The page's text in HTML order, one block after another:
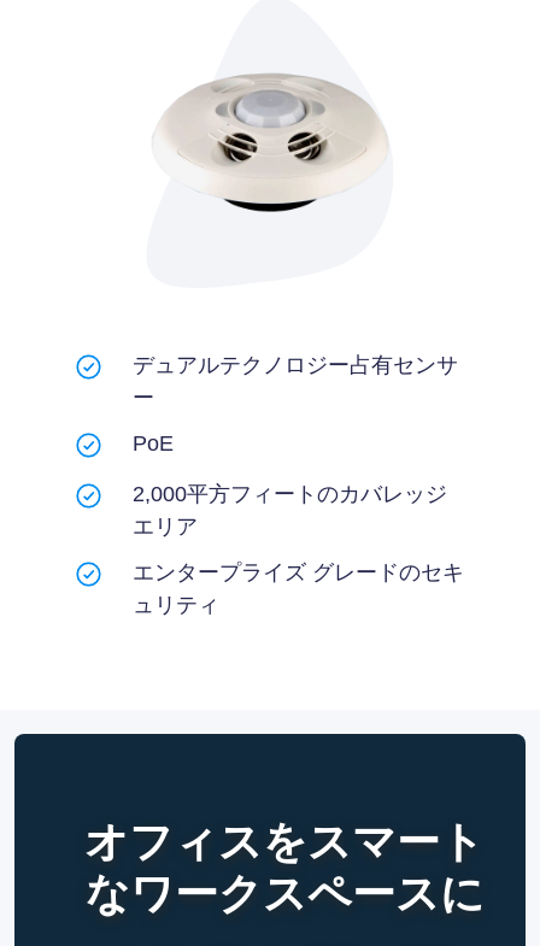
デュアルテクノロジー占有センサ
ー
PoE
2,000平方フィートのカバレッジ
エリア
エンタープライズ グレードのセキ
ュリティ
オフィスをスマート
なワークスペースに